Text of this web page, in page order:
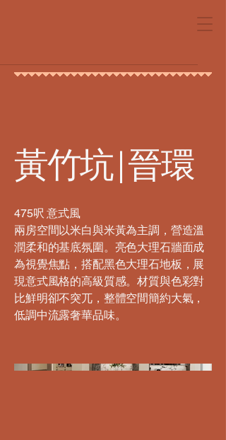
黃竹坑 | 晉環
475呎 意式風
兩房空間以米白與米黃為主調，營造溫
潤柔和的基底氛圍。亮色大理石牆面成
為視覺焦點，搭配黑色大理石地板，展
現意式風格的高級質感。材質與色彩對
比鮮明卻不突兀，整體空間簡約大氣，
低調中流露奢華品味。